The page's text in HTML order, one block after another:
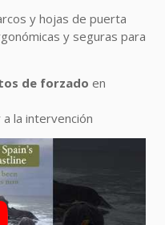
y hojas de puerta
y seguras para
de forzado en
la intervención